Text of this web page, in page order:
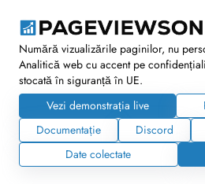
Numără vizualizările paginilor, nu
Analitică web cu accent pe
stocată în siguranță în UE.
Vezi demonstrația live
Documentație
Discord
Date colectate